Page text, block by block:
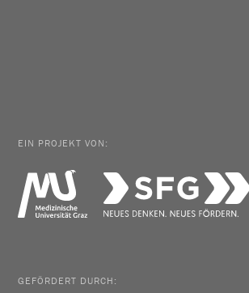
EIN PROJEKT VON:
GEFÖRDERT DURCH: